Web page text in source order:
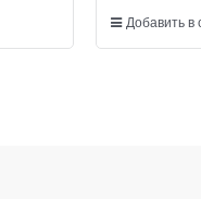
Добавить в